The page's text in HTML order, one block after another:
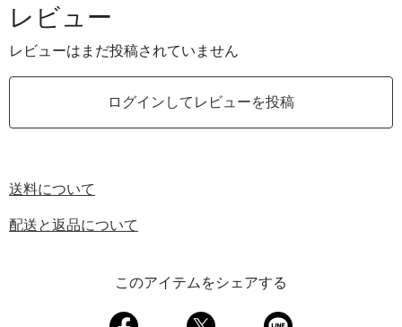
レビュー
レビューはまだ投稿されていません
ログインしてレビューを投稿
送料について
配送と返品について
このアイテムをシェアする